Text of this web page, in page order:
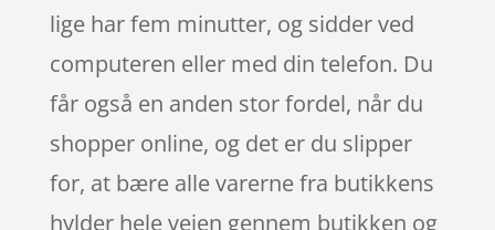
lige har fem minutter, og sidder ved
computeren eller med din telefon. Du
får også en anden stor fordel, når du
shopper online, og det er du slipper
for, at bære alle varerne fra butikkens
hylder hele vejen gennem butikken og